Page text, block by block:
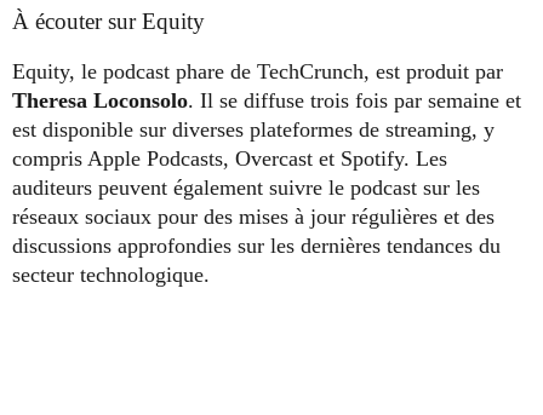
À écouter sur Equity
Equity, le podcast phare de TechCrunch, est produit par
Theresa Loconsolo. Il se diffuse trois fois par semaine et
est disponible sur diverses plateformes de streaming, y
compris Apple Podcasts, Overcast et Spotify. Les
auditeurs peuvent également suivre le podcast sur les
réseaux sociaux pour des mises à jour régulières et des
discussions approfondies sur les dernières tendances du
secteur technologique.